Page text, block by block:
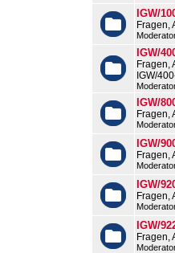
IGW/
Fragen,
IGW/
Fragen,
IGW/
IGW/
Fragen,
IGW/
Fragen,
IGW/
Fragen,
IGW/
Fragen,